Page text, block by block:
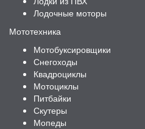
Лодочные моторы
Мототехника
Мотобуксировщики
Снегоходы
Квадроциклы
Мотоциклы
Питбайки
Скутеры
Мопеды